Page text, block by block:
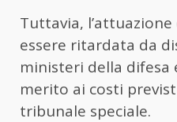
Tuttavia,
essere ritardata da
ministeri della difesa
merito ai costi
tribunale speciale.